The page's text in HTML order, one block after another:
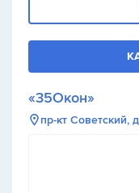
«35Окон»
пр-кт Советский,